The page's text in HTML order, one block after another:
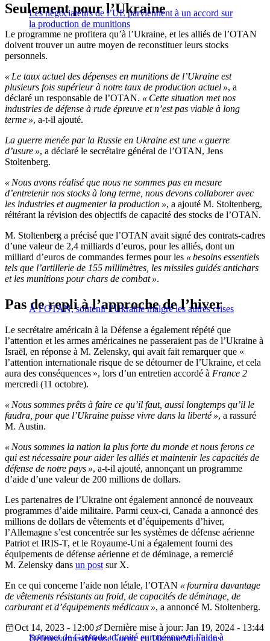
Les négociateurs de l’UE parviennent à un accord sur
la production de munitions
Seulement pour l’Ukraine
Le programme ne profitera qu’à l’Ukraine, et les alliés de l’OTAN
doivent trouver un autre moyen de reconstituer leurs stocks
personnels.
« Le taux actuel des dépenses en munitions de l’Ukraine est
plusieurs fois supérieur à notre taux de production actuel », a
déclaré un responsable de l’OTAN. « Cette situation met nos
industries de défense à rude épreuve et n’est pas viable à long
terme », a-t-il ajouté.
La guerre menée par la Russie en Ukraine est une « guerre
d’usure », a déclaré le secrétaire général de l’OTAN, Jens
Stoltenberg.
« Nous avons réalisé que nous ne sommes pas en mesure
d’entretenir nos stocks à long terme, nous devons collaborer avec
les industries et augmenter la production », a ajouté M. Stoltenberg,
réitérant la révision des objectifs de capacité des stocks de l’OTAN.
M. Stoltenberg a précisé que l’OTAN avait signé des contrats-cadres
d’une valeur de 2,4 milliards d’euros, pour les alliés, dont un
milliard d’euros de commandes fermes pour les « besoins essentiels
tels que l’artillerie de 155 millimètres, les missiles guidés antichars
et les munitions pour chars de combat ».
À l’OTAN, soutenir l’Ukraine malgré les autres crises
Pas de repli à l’approche de l’hiver
Le secrétaire américain à la Défense a également répété que
l’attention et les armes américaines ne passeraient pas de l’Ukraine à
Israël, en réponse à M. Zelensky, qui avait fait remarquer que «
l’attention internationale risque de se détourner de l’Ukraine, et cela
aura des conséquences », lors d’un entretien accordé à France 2
mercredi (11 octobre).
« Nous sommes prêts à faire ce qu’il faut, aussi longtemps qu’il le
faudra, pour que l’Ukraine puisse vivre dans la liberté », a rassuré
M. Austin.
« Nous sommes la nation la plus forte du monde et nous ferons ce
qui est nécessaire pour aider les alliés et maintenir les capacités de
défense de notre pays », a-t-il ajouté, annonçant un programme
d’aide d’une valeur de 200 millions de dollars.
Les partenaires de l’Ukraine ont également annoncé de nouveaux
programmes d’aide militaire. Parmi ceux-ci, Canada a annoncé des
millions de dollars de vêtements et d’équipements d’hiver,
l’Allemagne s’est concentrée sur les systèmes de défense aérienne
Patriot et IRIS-T, et le Royaume-Uni a également fourni des
équipements de défense aérienne et de déminage, a remercié
M. Zelensky dans un post sur X.
En ce qui concerne l’aide non létale, l’OTAN « fournira davantage
de vêtements résistants au froid, de capacités de déminage, de
carburant et d’équipements médicaux », a annoncé M. Stoltenberg.
Sommet de Grenade : l’unité européenne et l’aide à
Oct 14, 2023 - 12:00
Dernière mise à jour: Jan 19, 2024 - 13:44
DéfensearmesdéfenseGuerre en UkraineMunitions